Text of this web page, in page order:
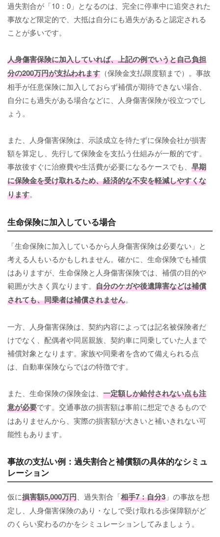
過失割合が「10：0」となるのは、完全に停車中に追突された
事故など限定的で、大抵は自分にも過失があると認定される
ことが多いです。
人身傷害保険に加入していれば、上記の例でいうと自己負担
分の200万円が支払われます （保険金支払限度額まで）。事故
相手が任意保険に加入しておらず補償が期待できない場合、
自分にも過失がある場合などに、人身傷害保険が役立つでし
ょう。
また、人身傷害保険は、示談成立を待たずに保険会社が損害
額を算定し、先行して保険金を支払う仕組みが一般的です。
事故後すぐに治療費や生活費が必要になるケースでも、 早期
に保険金を受け取れるため、経済的な不安を軽減しやすくな
ります。
生命保険に加入している場合
「生命保険に加入しているから人身傷害保険は必要ない」と
考える人もいるかもしれません。確かに、生命保険でも補償
はありますが、生命保険と人身傷害保険では、補償の目的や
範囲が大きく異なります。 自分のケガや後遺障害などは補償
されても、同乗者は補償されません。
一方、人身傷害保険は、契約内容によっては記名被保険者だ
けでなく、配偶者や同居親族、契約車に同乗していた人まで
補償対象となります。家族や同乗者を含めて備えられる点
は、自動車保険ならではの特徴です。
また、生命保険の保険金は、 一定額しか給付されない点も注
意が必要です。交通事故の損害額は事前に想定できるもので
はありませんから、実際の損害額が大きいと補いきれない可
能性もあります。
事故の支払い例：過失割合と補償額の具体的なシミュ
レーション
仮に損害額5,000万円、過失割合「相手7：自分3 」の事故を想
定し、人身傷害保険のあり・なしで受け取れる歩保障額がど
のくらい変わるのかをシミュレーションしてみましょう。